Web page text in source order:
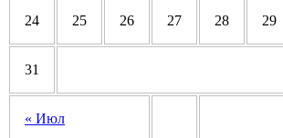
« Июл
24 25 26 27 28 29
31